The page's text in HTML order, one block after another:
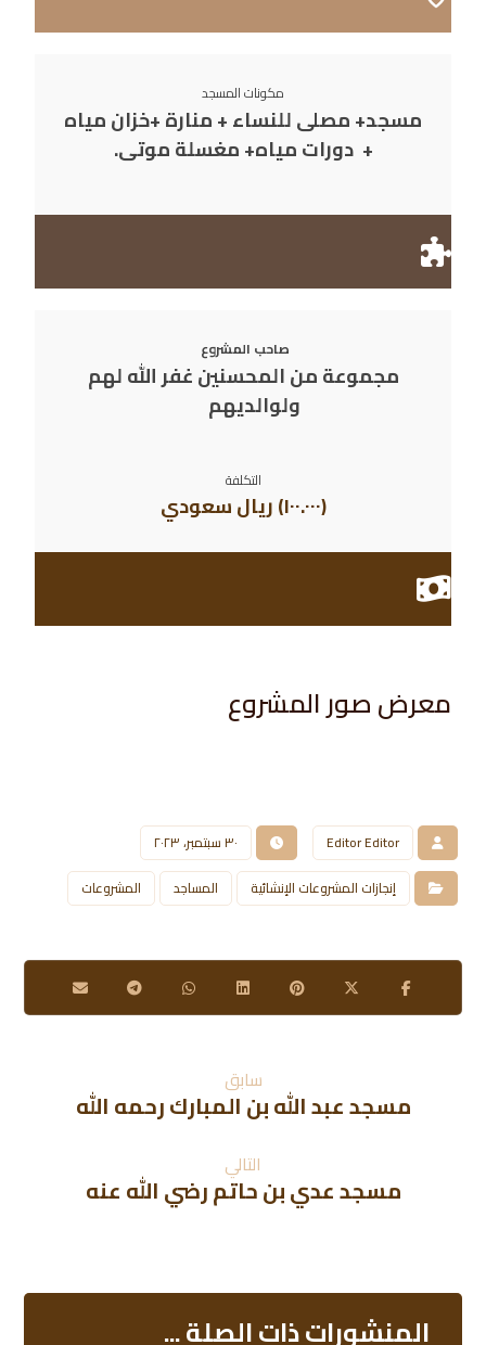
مكونات المسجد
مسجد+ مصلى للنساء + منارة +خزان مياه
+ دورات مياه+ مغسلة موتى.
صاحب المشروع
مجموعة من المحسنين غفر الله لهم
ولوالديهم
التكلفة
(١٠٠.٠٠٠) ريال سعودي
معرض صور المشروع​
Editor Editor
٣٠ سبتمبر، ٢٠٢٣
إنجازات المشروعات الإنشائية
المساجد المشروعات
سابق
مسجد عبد الله بن المبارك رحمه الله
التالي
مسجد عدي بن حاتم رضي الله عنه
المنشورات ذات الصلة ...